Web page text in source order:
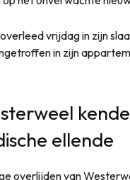
vrijdag in zijn
in zijn
ellende
overlijden van